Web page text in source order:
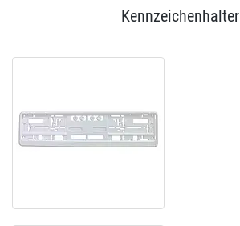
Kennzeichenhalter